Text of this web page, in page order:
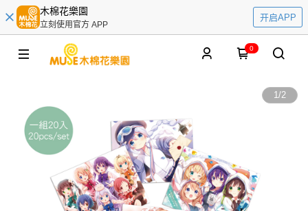
木棉花樂園
立刻使用官方 APP
开启APP
0
1/2